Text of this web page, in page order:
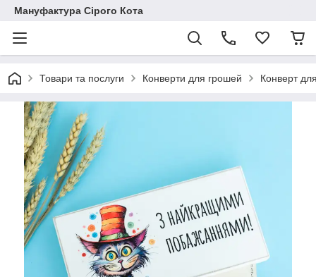
Мануфактура Сірого Кота
Товари та послуги Конверти для грошей Конверт